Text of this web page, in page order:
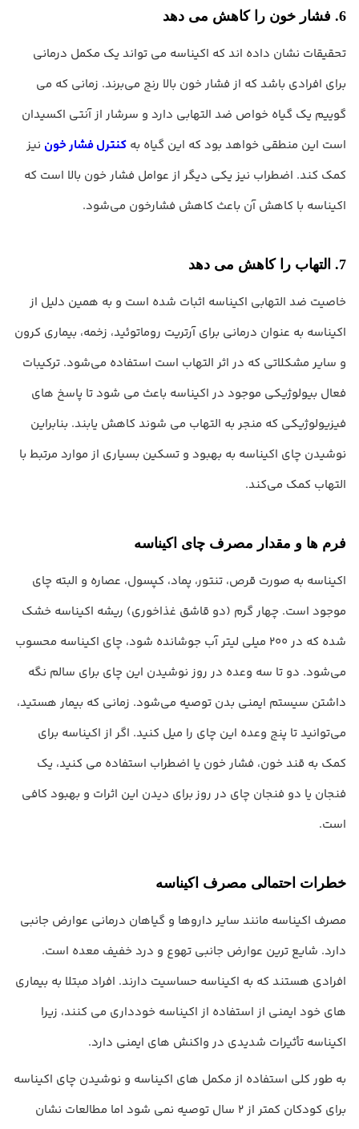
6. فشار خون را کاهش می دهد
تحقیقات نشان داده اند که اکیناسه می تواند یک مکمل درمانی
برای افرادی باشد که از فشار خون بالا رنج می‌برند. زمانی که می
گوییم یک گیاه خواص ضد التهابی دارد و سرشار از آنتی اکسیدان
است این منطقی خواهد بود که این گیاه به کنترل فشار خون نیز
کمک کند. اضطراب نیز یکی دیگر از عوامل فشار خون بالا است که
اکیناسه با کاهش آن باعث کاهش فشارخون می‌شود.
7. التهاب را کاهش می دهد
خاصیت ضد التهابی اکیناسه اثبات شده است و به همین دلیل از
اکیناسه به عنوان درمانی برای آرتریت روماتوئید، زخمه، بیماری کرون
و سایر مشکلاتی که در اثر التهاب است استفاده می‌شود. ترکیبات
فعال بیولوژیکی موجود در اکیناسه باعث می شود تا پاسخ های
فیزیولوژیکی که منجر به التهاب می شوند کاهش یابند. بنابراین
نوشیدن چای اکیناسه به بهبود و تسکین بسیاری از موارد مرتبط با
التهاب کمک می‌کند.
فرم ها و مقدار مصرف چای اکیناسه
اکیناسه به صورت قرص، تنتور، پماد، کپسول، عصاره و البته چای
موجود است. چهار گرم (دو قاشق غذاخوری) ریشه اکیناسه خشک
شده که در 200 میلی لیتر آب جوشانده شود، چای اکیناسه محسوب
می‌شود. دو تا سه وعده در روز نوشیدن این چای برای سالم نگه
داشتن سیستم ایمنی بدن توصیه می‌شود. زمانی که بیمار هستید،
می‌توانید تا پنج وعده این چای را میل کنید. اگر از اکیناسه برای
کمک به قند خون، فشار خون یا اضطراب استفاده می کنید، یک
فنجان یا دو فنجان چای در روز برای دیدن این اثرات و بهبود کافی
است.
خطرات احتمالی مصرف اکیناسه
مصرف اکیناسه مانند سایر داروها و گیاهان درمانی عوارض جانبی
دارد. شایع ترین عوارض جانبی تهوع و درد خفیف معده است.
افرادی هستند که به اکیناسه حساسیت دارند. افراد مبتلا به بیماری
های خود ایمنی از استفاده از اکیناسه خودداری می کنند، زیرا
اکیناسه تأثیرات شدیدی در واکنش های ایمنی دارد.
به طور کلی استفاده از مکمل های اکیناسه و نوشیدن چای اکیناسه
برای کودکان کمتر از 2 سال توصیه نمی شود اما مطالعات نشان